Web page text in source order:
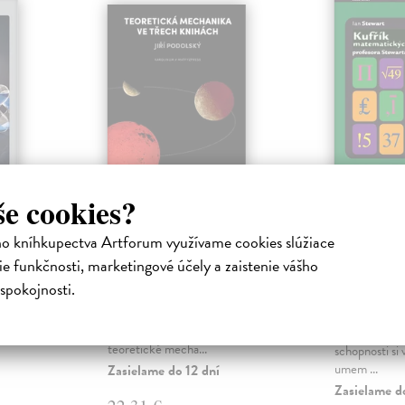
cookies?
kníhkupectva Artforum využívame cookies slúžiace
funkčnosti, marketingové účely a zaistenie vášho
fyzik,
Teoretická
mechanika ve třech
knihách
Podolský Jiří | Kniha
teoretické mecha...
Zasielame do 12 dní
záhad
schopnosti si
umem ...
Zasielame